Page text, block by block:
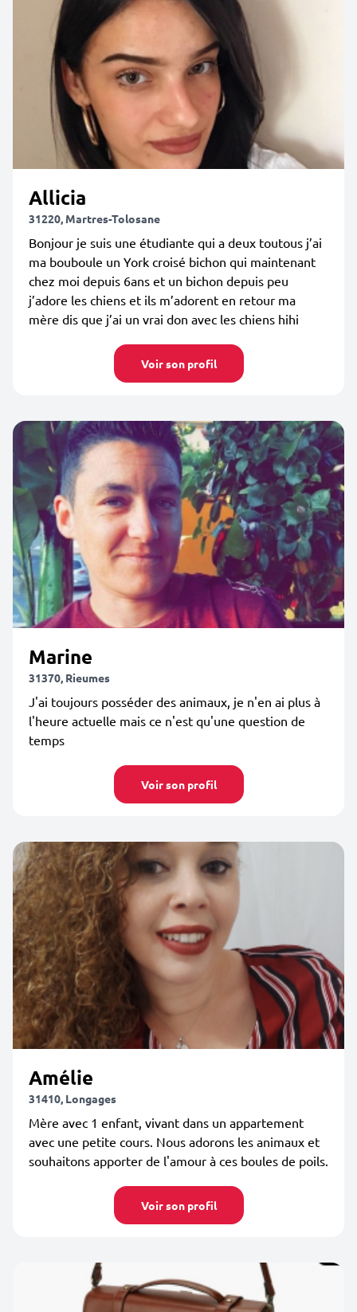
Allicia
31220, Martres-Tolosane
Bonjour je suis une étudiante qui a deux toutous j’ai
ma bouboule un York croisé bichon qui maintenant
chez moi depuis 6ans et un bichon depuis peu
j’adore les chiens et ils m’adorent en retour ma
mère dis que j’ai un vrai don avec les chiens hihi
Voir son profil
Marine
31370, Rieumes
J'ai toujours posséder des animaux, je n'en ai plus à
l'heure actuelle mais ce n'est qu'une question de
temps
Voir son profil
Amélie
31410, Longages
Mère avec 1 enfant, vivant dans un appartement
avec une petite cours. Nous adorons les animaux et
souhaitons apporter de l'amour à ces boules de poils.
Voir son profil